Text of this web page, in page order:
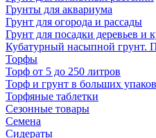
Грунты для аквариума
Грунт для огорода и рассады
Грунт для посадки деревьев и
Кубатурный насыпной грунт.
Торфы
Торф от 5 до 250 литров
Торф и грунт в больших
Торфяные таблетки
Сезонные товары
Семена
Сидераты